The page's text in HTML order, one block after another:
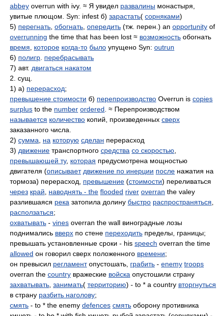
abbey overrun with ivy. ≈ Я увидел развалины монастыря,
увитые плющом. Syn: infest б) зарастать( сорняками)
5) перегнать обогнать опередить (тж. перен.) an opportunity of
overrunning the time that has been lost ≈ возможность обогнать
время
которое когда-то было упущено Syn: outrun
6) полигр перебрасывать
7) авт. двигаться накатом
2. сущ.
1) а) перерасход;
превышение стоимости б) перепроизводство Overrun is copies
surplus to the number ordered . ≈ Перепроизводством
называется количество копий, произведенных сверх
заказанного числа.
2) сумма на которую сделан перерасход
3) движение транспортного средства со скоростью
превышающей ту, которая предусмотрена мощностью
двигателя (описывает движение по инерции после нажатия на
тормоза) перерасход, превышение (стоимости) переливаться
через край наводнять - the flooded river overran the valey
разлившаяся река затопила долину быстро распространяться
расползаться;
охватывать - vines overran the wall виноградные лозы
поднимались вверх по стене переходить пределы, границы;
превышать установленные сроки - his speech overran the time
allowed он говорил сверх положенного времени;
он превысил регламентопустошать, грабить - enemy troops
overran the country вражеские войска опустошили страну
захватывать занимать( территорию) - to * a country вторгнуться
в страну разбить наголову;
смять - to * the enemy defences смять оборону противника